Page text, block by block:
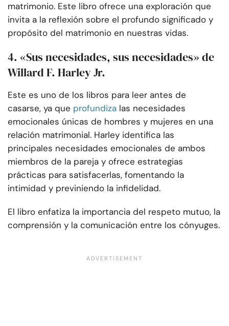
matrimonio. Este libro ofrece una exploración que
invita a la reflexión sobre el profundo significado y
propósito del matrimonio en nuestras vidas.
4. «Sus necesidades, sus necesidades» de
Willard F. Harley Jr.
Este es uno de los libros para leer antes de
casarse, ya que profundiza las necesidades
emocionales únicas de hombres y mujeres en una
relación matrimonial. Harley identifica las
principales necesidades emocionales de ambos
miembros de la pareja y ofrece estrategias
prácticas para satisfacerlas, fomentando la
intimidad y previniendo la infidelidad.
El libro enfatiza la importancia del respeto mutuo, la
comprensión y la comunicación entre los cónyuges.